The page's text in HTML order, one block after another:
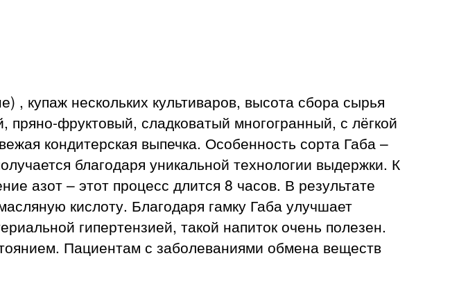
купаж нескольких культиваров, высота сбора сырья
фруктовый, сладковатый многогранный, с лёгкой
кондитерская выпечка. Особенность сорта Габа –
благодаря уникальной технологии выдержки. К
азот – этот процесс длится 8 часов. В результате
кислоту. Благодаря гамку Габа улучшает
гипертензией, такой напиток очень полезен.
Пациентам с заболеваниями обмена веществ